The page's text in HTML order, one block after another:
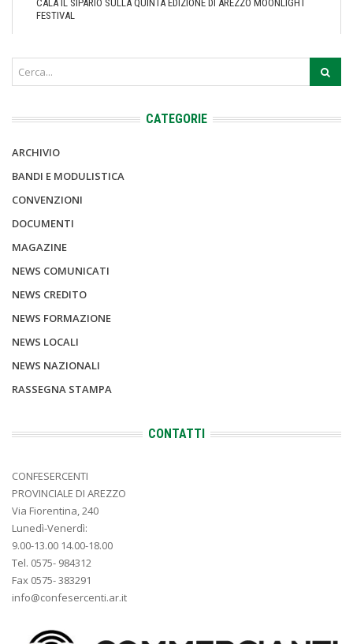
CALA IL SIPARIO SULLA QUINTA EDIZIONE DI AREZZO MOONLIGHT
FESTIVAL
CATEGORIE
ARCHIVIO
BANDI E MODULISTICA
CONVENZIONI
DOCUMENTI
MAGAZINE
NEWS COMUNICATI
NEWS CREDITO
NEWS FORMAZIONE
NEWS LOCALI
NEWS NAZIONALI
RASSEGNA STAMPA
CONTATTI
CONFESERCENTI
PROVINCIALE DI AREZZO
Via Fiorentina, 240
Lunedì-Venerdì:
9.00-13.00 14.00-18.00
Tel. 0575- 984312
Fax 0575- 383291
info@confesercenti.ar.it